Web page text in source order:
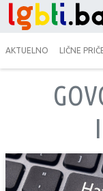
AKTUELNO LIČNE